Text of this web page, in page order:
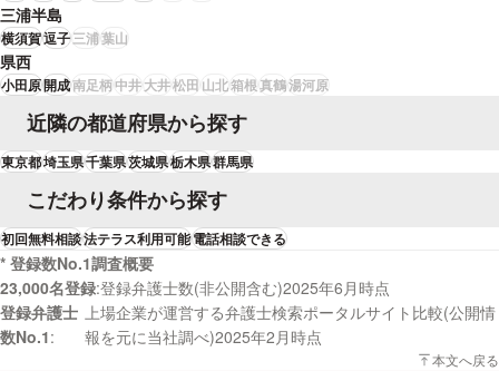
三浦半島
横須賀逗子三浦葉山
県西
小田原開成南足柄中井大井松田 山北箱根真鶴湯河原
近隣の都道府県から探す
東京都埼玉県千葉県茨城県栃木県群馬県
こだわり条件から探す
初回無料相談法テラス利用可能電話相談できる
* 登録数No.1調査概要
23,000名登録 登録弁護士数(非公開含む)2025年6月時点
登録弁護士
数No.1
上場企業が運営する弁護士検索ポータルサイト比較(公開情
報を元に当社調べ)2025年2月時点
本文へ戻る